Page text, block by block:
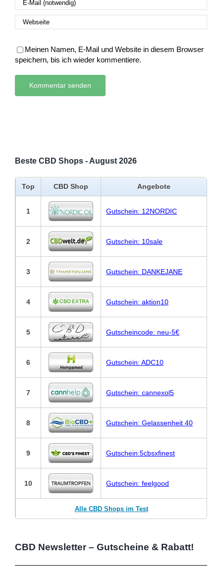
Meinen Namen, E-Mail und Website in diesem Browser
speichern, bis ich wieder kommentiere.
Beste CBD Shops - August 2026
Top CBD Shop Angebote
1 Gutschein: 12NORDIC
2 Gutschein: 10sale
3 Gutschein: DANKEJANE
4 Gutschein: aktion10
5 Gutscheincode: neu-5€
6 Gutschein: ADC10
7 Gutschein: cannexol5
8 Gutschein: Gelassenheit 40
9 Gutschein:5cbsxfinest
10 Gutschein: feelgood
Alle CBD Shops im Test
CBD Newsletter – Gutscheine & Rabatt!